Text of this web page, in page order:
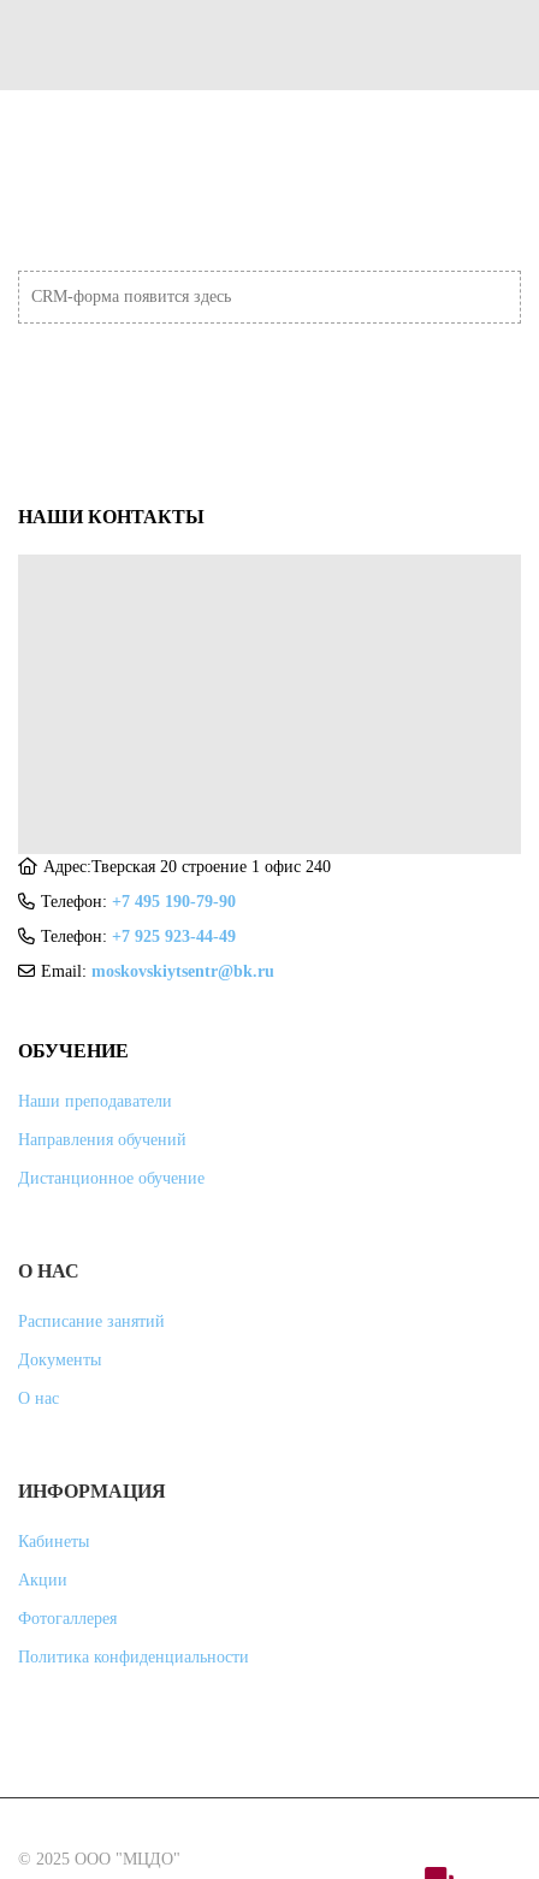
CRM-форма появится здесь
НАШИ КОНТАКТЫ
Адрес:Тверская 20 строение 1 офис 240
Телефон: +7 495 190-79-90
Телефон: +7 925 923-44-49
Email: moskovskiytsentr@bk.ru
ОБУЧЕНИЕ
Наши преподаватели
Направления обучений
Дистанционное обучение
О НАС
Расписание занятий
Документы
О нас
ИНФОРМАЦИЯ
Кабинеты
Акции
Фотогаллерея
Политика конфиденциальности
© 2025 ООО "МЦДО"